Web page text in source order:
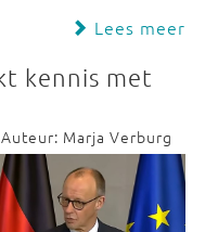
Lees meer
kennis met
Marja Verburg